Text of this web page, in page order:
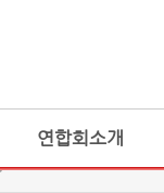
연합회소개